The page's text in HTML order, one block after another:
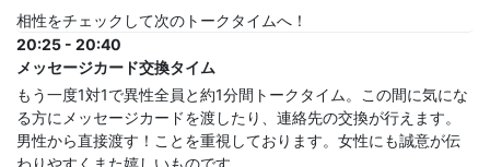
相性をチェックして次のトークタイムへ！
20:25 - 20:40
メッセージカード交換タイム
もう一度1対1で異性全員と約1分間トークタイム。この間に気にな
る方にメッセージカードを渡したり、連絡先の交換が行えます。
男性から直接渡す！ことを重視しております。女性にも誠意が伝
わりやすくまた嬉しいものです。